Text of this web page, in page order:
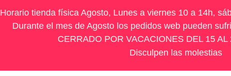
Horario tienda física Agosto, Lunes a viernes 10 a 14h,
Durante el mes de Agosto los pedidos web pueden
CERRADO POR VACACIONES DEL 15 AL
Disculpen las molestias